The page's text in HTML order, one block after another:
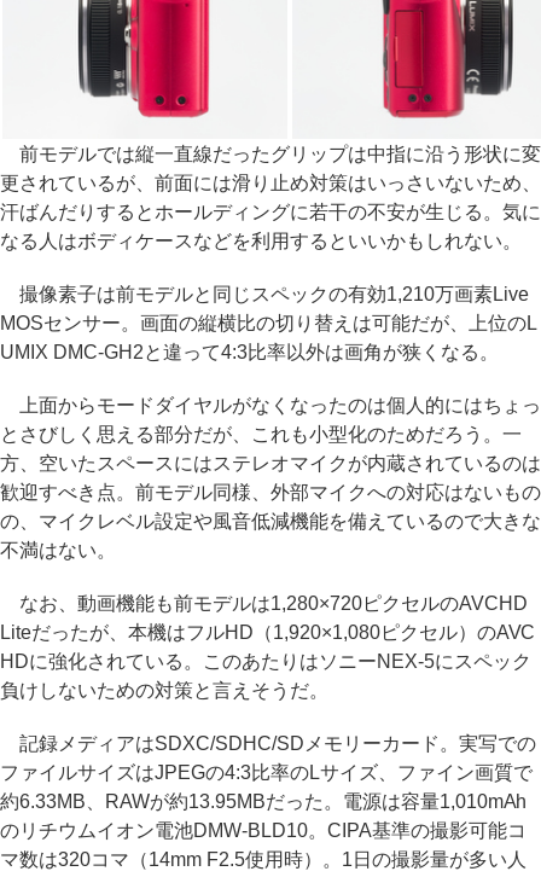
前モデルでは縦一直線だったグリップは中指に沿う形状に変
更されているが、前面には滑り止め対策はいっさいないため、
汗ばんだりするとホールディングに若干の不安が生じる。気に
なる人はボディケースなどを利用するといいかもしれない。
撮像素子は前モデルと同じスペックの有効1,210万画素Live
MOSセンサー。画面の縦横比の切り替えは可能だが、上位のL
UMIX DMC-GH2と違って4:3比率以外は画角が狭くなる。
上面からモードダイヤルがなくなったのは個人的にはちょっ
とさびしく思える部分だが、これも小型化のためだろう。一
方、空いたスペースにはステレオマイクが内蔵されているのは
歓迎すべき点。前モデル同様、外部マイクへの対応はないもの
の、マイクレベル設定や風音低減機能を備えているので大きな
不満はない。
なお、動画機能も前モデルは1,280×720ピクセルのAVCHD
Liteだったが、本機はフルHD（1,920×1,080ピクセル）のAVC
HDに強化されている。このあたりはソニーNEX-5にスペック
負けしないための対策と言えそうだ。
記録メディアはSDXC/SDHC/SDメモリーカード。実写での
ファイルサイズはJPEGの4:3比率のLサイズ、ファイン画質で
約6.33MB、RAWが約13.95MBだった。電源は容量1,010mAh
のリチウムイオン電池DMW-BLD10。CIPA基準の撮影可能コ
マ数は320コマ（14mm F2.5使用時）。1日の撮影量が多い人